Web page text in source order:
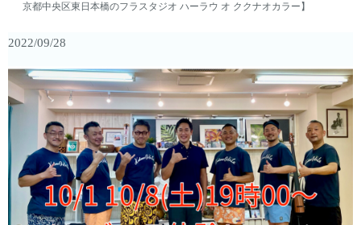
京都中央区東日本橋のフラスタジオ ハーラウ オ ククナオカラー】
2022/09/28